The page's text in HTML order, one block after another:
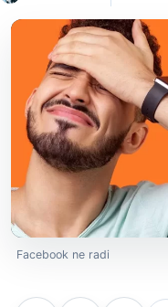
Facebook ne radi